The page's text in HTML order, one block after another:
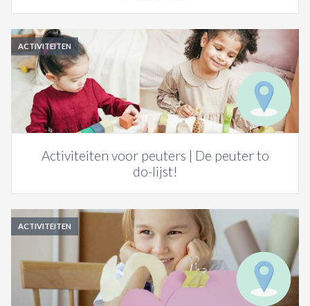
ACTIVITEITEN
Activiteiten voor peuters | De peuter to
do-lijst!
ACTIVITEITEN